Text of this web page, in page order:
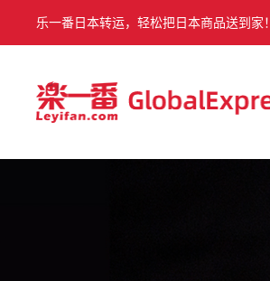
乐一番日本转运，轻松把日本商品送到家！